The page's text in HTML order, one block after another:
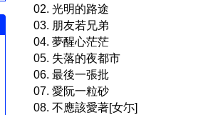
02. 光明的路途
03. 朋友若兄弟
04. 夢醒心茫茫
05. 失落的夜都市
06. 最後一張批
07. 愛阮一粒砂
08. 不應該愛著[女尓]